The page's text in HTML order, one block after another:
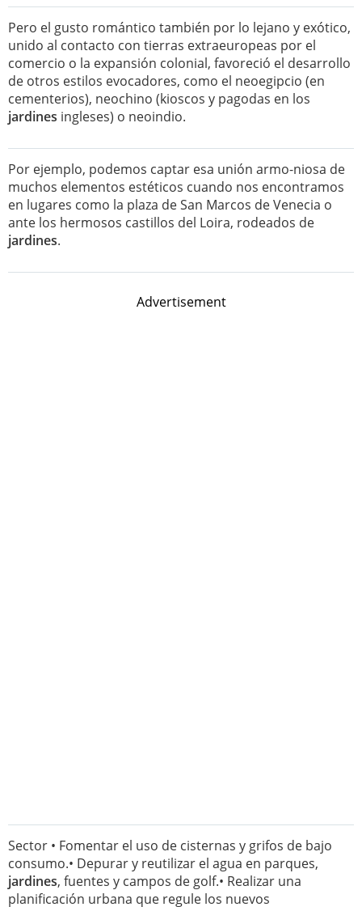
Pero el gusto romántico también por lo lejano y exótico,
unido al contacto con tierras extraeuropeas por el
comercio o la expansión colonial, favoreció el desarrollo
de otros estilos evocadores, como el neoegipcio (en
cementerios), neochino (kioscos y pagodas en los
jardines ingleses) o neoindio.
Por ejemplo, podemos captar esa unión armo-niosa de
muchos elementos estéticos cuando nos encontramos
en lugares como la plaza de San Marcos de Venecia o
ante los hermosos castillos del Loira, rodeados de
jardines.
Advertisement
Sector • Fomentar el uso de cisternas y grifos de bajo
consumo.• Depurar y reutilizar el agua en parques,
jardines, fuentes y campos de golf.• Realizar una
planificación urbana que regule los nuevos